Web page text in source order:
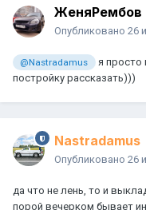
ЖеняРембов
Опубликовано 26
@Nastradamus
я просто
постройку рассказать)))
Nastradamus
Опубликовано 26
да что не лень, то и
порой вечерком бывает